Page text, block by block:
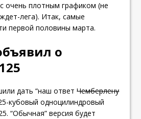
очень плотным графиком (не
лега). Итак, самые
первой половины марта.
о
дать “наш ответЧемберлену
кубовый одноцилиндровый
“Обычная” версия будет